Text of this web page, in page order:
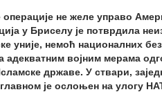
не желе управо
у Бриселу је потврдила
уније, немоћ националних
адекватним војним мерама
државе. У ствари,
је ослоњен на улогу